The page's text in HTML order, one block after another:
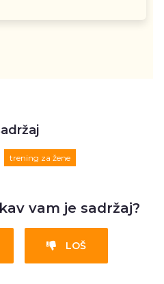
trening za žene
vam je sadržaj?
LOŠ